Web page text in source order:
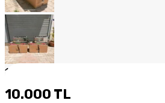
1
10.000 TL